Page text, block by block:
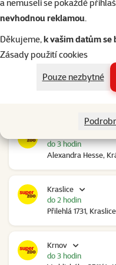
a nemuseli se pokaždé
nevhodnou reklamou.
Děkujeme,k vašim datům se
Zásady použití cookies
Pouze nezbytné
Kolín Ovčáry
Ovčáry 304, Ovčáry
Kozomín
Alexandra Hesse,
do 3 hodin
Kraslice
Přilehlá 1731, Kraslice
do 2 hodin
Krnov
do 3 hodin